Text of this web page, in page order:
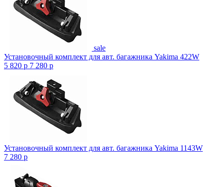
sale
Установочный комплект для авт. багажника Yakima 422W
5 820 p 7 280 p
Установочный комплект для авт. багажника Yakima 1143W
7 280 p